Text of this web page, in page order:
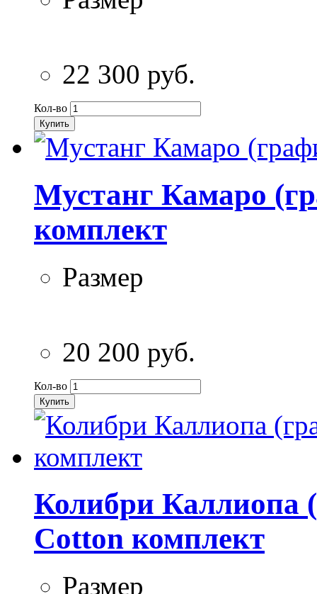
22 300 руб.
Кол-во
Купить
Мустанг Камаро
комплект
Размер
20 200 руб.
Кол-во
Купить
Колибри Каллиопа
Cotton комплект
Размер